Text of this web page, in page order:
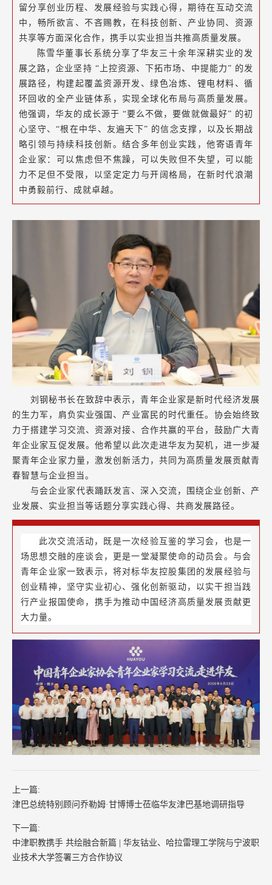
留分享创业历程、发展经验与实践心得，期待在互动交流
中，畅所欲言、不吝赐教，在科技创新、产业协同、资源
共享等方面深化合作，携手以实业担当共推高质量发展。
陈雪华董事长系统分享了华友三十余年深耕实业的发
展之路，企业坚持 “上控资源、下拓市场、中提能力” 的发
展路径，构建起覆盖资源开发、绿色冶炼、锂电材料、循
环回收的全产业链体系，实现全球化布局与高质量发展。
他强调，华友的成长源于 “要么不做，要做就做最好” 的初
心坚守、“根在中华、友遍天下” 的信念支撑，以及长期战
略引领与持续科技创新。结合多年创业实践，他寄语青年
企业家：可以焦虑但不焦躁，可以失败但不失望，可以能
力不足但不受限，以坚定定力与开阔格局，在新时代浪潮
中勇毅前行、成就卓越。
刘钢秘书长在致辞中表示，青年企业家是新时代经济发展
的生力军，肩负实业强国、产业富民的时代重任。协会始终致
力于搭建学习交流、资源对接、合作共赢的平台，鼓励广大青
年企业家互促发展。他希望以此次走进华友为契机，进一步凝
聚青年企业家力量，激发创新活力，共同为高质量发展贡献青
春智慧与企业担当。
与会企业家代表踊跃发言、深入交流，围绕企业创新、产
业发展、实业担当等话题分享实践心得、共商发展路径。
此次交流活动，既是一次经验互鉴的学习会，也是一
场思想交融的座谈会，更是一堂凝聚使命的动员会。与会
青年企业家一致表示，将对标华友控股集团的发展经验与
创业精神，坚守实业初心、强化创新驱动，以实干担当践
行产业报国使命，携手为推动中国经济高质量发展贡献更
大力量。
上一篇:
津巴总统特别顾问乔勒姆·甘博博士莅临华友津巴基地调研指导
下一篇:
中津职教携手 共绘融合新篇 | 华友钴业、哈拉雷理工学院与宁波职
业技术大学签署三方合作协议